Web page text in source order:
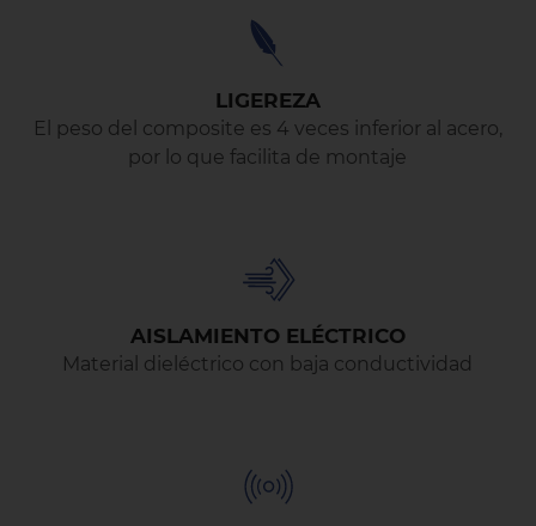
LIGEREZA
El peso del composite es 4 veces inferior al acero,
por lo que facilita de montaje
AISLAMIENTO ELÉCTRICO
Material dieléctrico con baja conductividad